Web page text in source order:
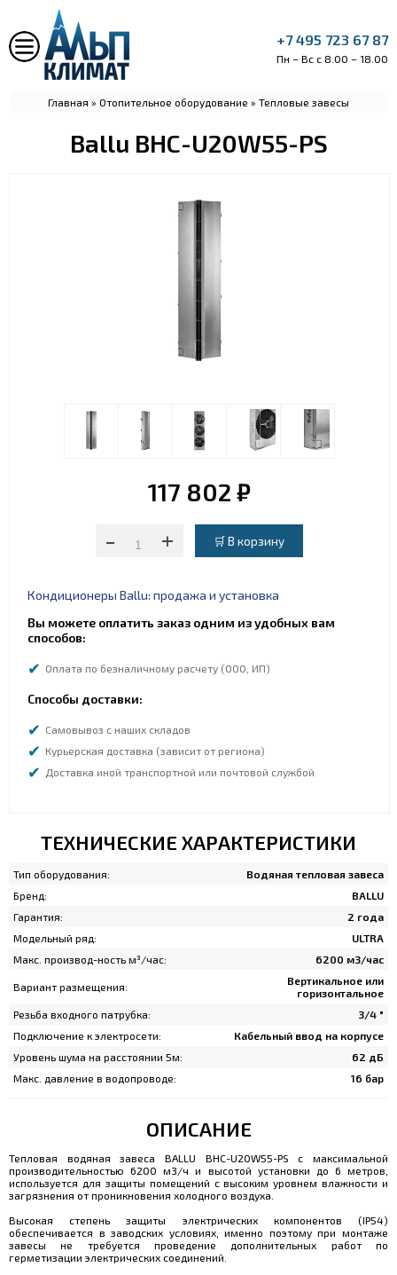
+7 495 723 67 87
Пн – Вс с 8.00 – 18.00
Главная » Отопительное оборудование » Тепловые завесы
Ballu BHC-U20W55-PS
117 802 ₽
-
+
Кондиционеры Ballu: продажа и установка
Вы можете оплатить заказ одним из удобных вам
способов:
Оплата по безналичному расчету (ООО, ИП)
Способы доставки:
Самовывоз с наших складов
Курьерская доставка (зависит от региона)
Доставка иной транспортной или почтовой службой
ТЕХНИЧЕСКИЕ ХАРАКТЕРИСТИКИ
Тип оборудования:
Водяная тепловая завеса
Бренд:
BALLU
Гарантия:
2 года
Модельный ряд:
ULTRA
Макс. производ-ность м³/час:
6200 м3/час
Вариант размещения:
Вертикальное или
горизонтальное
Резьба входного патрубка:
3/4 "
Подключение к электросети:
Кабельный ввод на корпусе
Уровень шума на расстоянии 5м:
62 дБ
Макс. давление в водопроводе:
16 бар
ОПИСАНИЕ
Тепловая водяная завеса BALLU BHC-U20W55-PS c максимальной
производительностью 6200 м3/ч и высотой установки до 6 метров,
используется для защиты помещений с высоким уровнем влажности и
загрязнения от проникновения холодного воздуха.
Высокая степень защиты электрических компонентов (IP54)
обеспечивается в заводских условиях, именно поэтому при монтаже
завесы не требуется проведение дополнительных работ по
герметизации электрических соединений.